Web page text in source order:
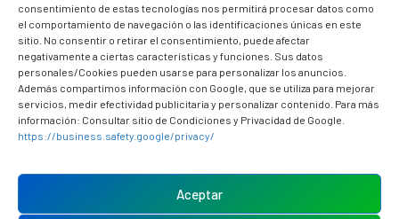
consentimiento de estas tecnologías nos permitirá procesar datos como
el comportamiento de navegación o las identificaciones únicas en este
sitio. No consentir o retirar el consentimiento, puede afectar
negativamente a ciertas características y funciones. Sus datos
personales/Cookies pueden usarse para personalizar los anuncios.
Además compartimos información con Google, que se utiliza para mejorar
servicios, medir efectividad publicitaria y personalizar contenido. Para más
información: Consultar sitio de Condiciones y Privacidad de Google.
https://business.safety.google/privacy/
Aceptar
Política de cookies (UE)